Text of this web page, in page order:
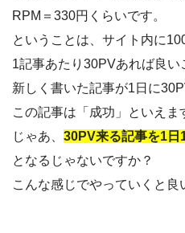
RPM＝330円くらいです。
ということは、サイト内に
1記事あたり30PVあれば良い
新しく書いた記事が1日に
この記事は「成功」といえま
じゃあ、 30PV来る記事を1日
となるじゃないですか？
こんな感じでやっていくと良